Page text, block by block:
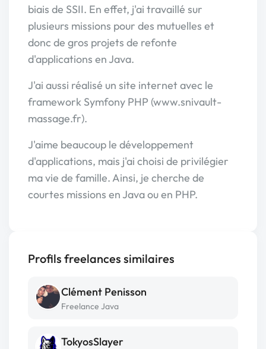
biais de SSII. En effet, j'ai travaillé sur
plusieurs missions pour des mutuelles et
donc de gros projets de refonte
d'applications en Java.
J'ai aussi réalisé un site internet avec le
framework Symfony PHP (www.snivault-
massage.fr).
J'aime beaucoup le développement
d'applications, mais j'ai choisi de privilégier
ma vie de famille. Ainsi, je cherche de
courtes missions en Java ou en PHP.
Profils freelances similaires
Clément Penisson
Freelance Java
TokyosSlayer